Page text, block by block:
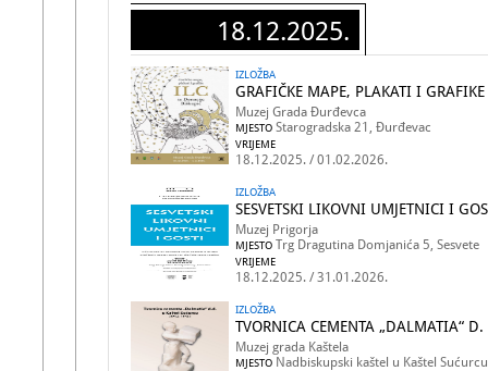
18.12.2025.
IZLOŽBA
GRAFIČKE MAPE, PLAKATI I
Muzej Grada Đurđevca
MJESTO Starogradska 21, Đurđevac
VRIJEME
18.12.2025. / 01.02.2026.
IZLOŽBA
SESVETSKI LIKOVNI UMJETNICI I
Muzej Prigorja
MJESTO Trg Dragutina Domjanića 5, Sesvete
VRIJEME
18.12.2025. / 31.01.2026.
IZLOŽBA
TVORNICA CEMENTA „DALMATIA“
Muzej grada Kaštela
MJESTO Nadbiskupski kaštel u Kaštel